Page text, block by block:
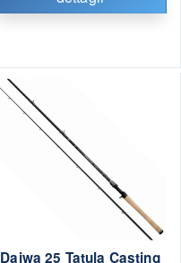
Daiwa 25 Tatula Casting